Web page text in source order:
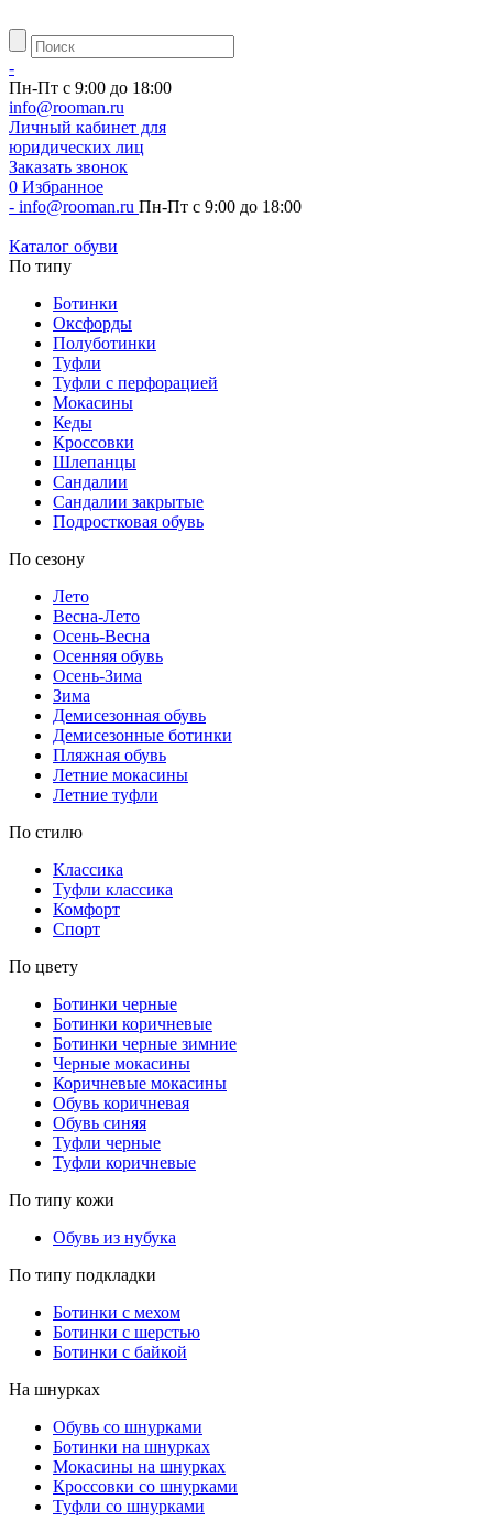
-
Пн-Пт с 9:00 до 18:00
info@rooman.ru
Личный кабинет для
юридических лиц
Заказать звонок
0 Избранное
- info@rooman.ru Пн-Пт с 9:00 до 18:00
Каталог обуви
По типу
Ботинки
Оксфорды
Полуботинки
Туфли
Туфли с перфорацией
Мокасины
Кеды
Кроссовки
Шлепанцы
Сандалии
Сандалии закрытые
Подростковая обувь
По сезону
Лето
Весна-Лето
Осень-Весна
Осенняя обувь
Осень-Зима
Зима
Демисезонная обувь
Демисезонные ботинки
Пляжная обувь
Летние мокасины
Летние туфли
По стилю
Классика
Туфли классика
Комфорт
Спорт
По цвету
Ботинки черные
Ботинки коричневые
Ботинки черные зимние
Черные мокасины
Коричневые мокасины
Обувь коричневая
Обувь синяя
Туфли черные
Туфли коричневые
По типу кожи
Обувь из нубука
По типу подкладки
Ботинки с мехом
Ботинки с шерстью
Ботинки с байкой
На шнурках
Обувь со шнурками
Ботинки на шнурках
Мокасины на шнурках
Кроссовки со шнурками
Туфли со шнурками